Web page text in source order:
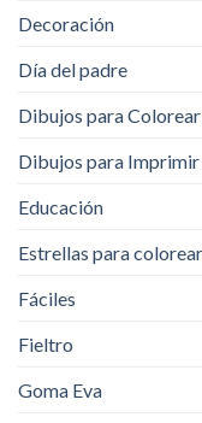
Decoración
Día del padre
Dibujos para Colorear
Dibujos para Imprimir
Educación
Estrellas para colorear
Fáciles
Fieltro
Goma Eva